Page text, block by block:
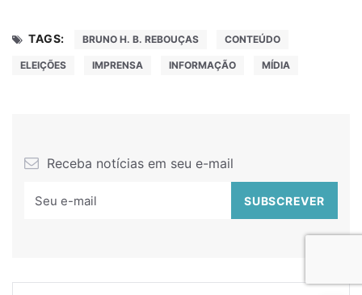
TAGS: BRUNO H. B. REBOUÇAS CONTEÚDO
ELEIÇÕES IMPRENSA INFORMAÇÃO MÍDIA
Receba notícias em seu e-mail